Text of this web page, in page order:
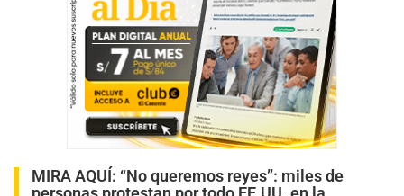
MIRA AQUÍ: “No queremos reyes”: miles de